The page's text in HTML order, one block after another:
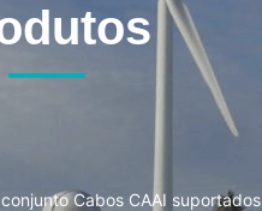
Cabos CAAI suportados